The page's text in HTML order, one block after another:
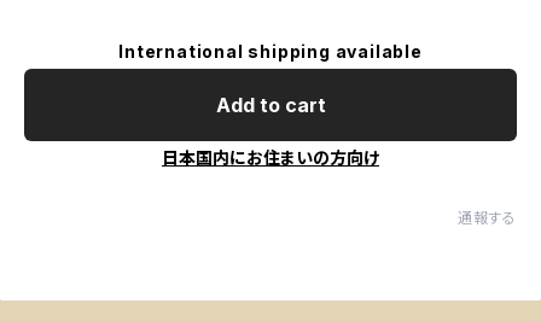
International shipping available
Add to cart
日本国内にお住まいの方向け
通報する